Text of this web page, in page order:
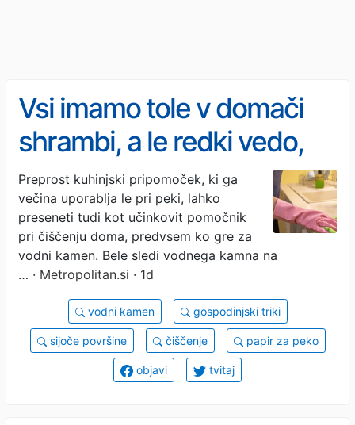
Vsi imamo tole v domači
shrambi, a le redki vedo,
da je nepričakovani
pripomoček odličen proti
vodnemu kamnu:
učinkovitost, ki ji ni para in
pusti brez besed
Preprost kuhinjski pripomoček, ki ga
večina uporablja le pri peki, lahko
preseneti tudi kot učinkovit pomočnik
pri čiščenju doma, predvsem ko gre za
vodni kamen. Bele sledi vodnega kamna na
… · Metropolitan.si · 1d
vodni kamen gospodinjski triki
sijoče površine čiščenje papir za peko
objavi tvitaj